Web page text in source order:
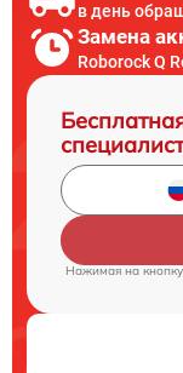
в день
Замена
Roborock Q
Нажимая на